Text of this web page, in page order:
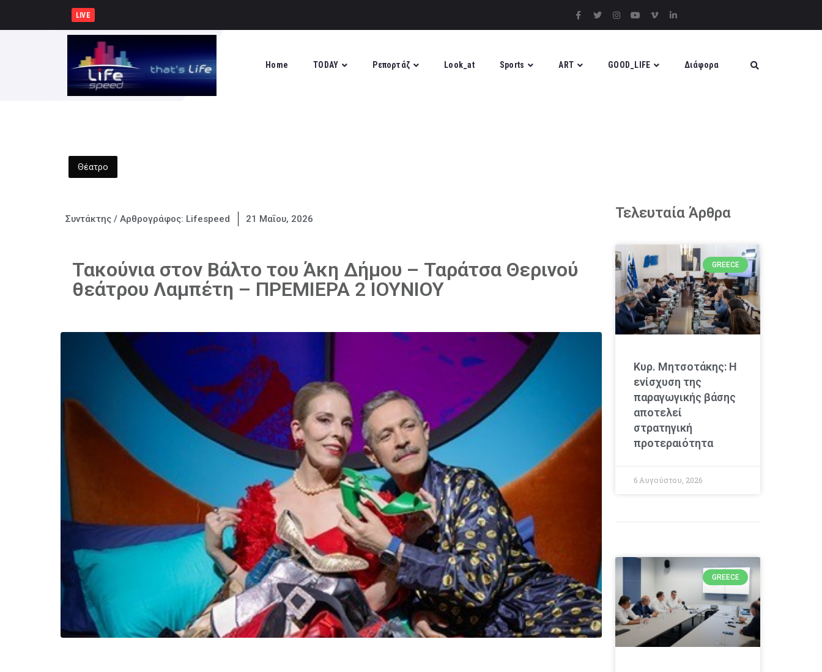
LIVE
Home TODAY Ρεπορτάζ Look_at Sports ART GOOD_LIFE Διάφορα
Θέατρο
Συντάκτης / Αρθρογράφος: Lifespeed 21 Μαΐου, 2026
Τακούνια στον Βάλτο του Άκη Δήμου – Ταράτσα Θερινού
θεάτρου Λαμπέτη – ΠΡΕΜΙΕΡΑ 2 ΙΟΥΝΙΟΥ
Τελευταία Άρθρα
GREECE
Κυρ. Μητσοτάκης: Η
ενίσχυση της
παραγωγικής βάσης
αποτελεί
στρατηγική
προτεραιότητα
6 Αυγούστου, 2026
GREECE